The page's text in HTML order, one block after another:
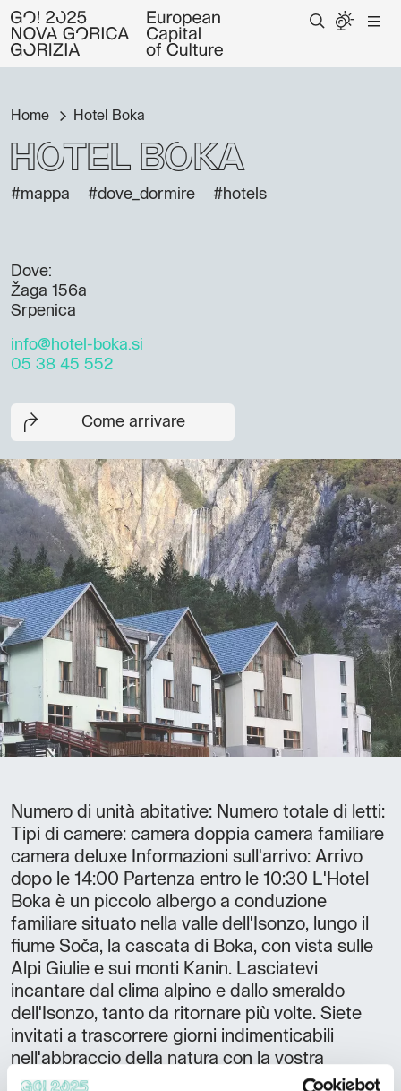
Home Hotel Boka
Hotel Boka
#mappa #dove_dormire #hotels
Dove:
Žaga 156a
Srpenica
info@hotel-boka.si
05 38 45 552
Come arrivare
Numero di unità abitative: Numero totale di letti:
Tipi di camere: camera doppia camera familiare
camera deluxe Informazioni sull'arrivo: Arrivo
dopo le 14:00 Partenza entro le 10:30 L'Hotel
Boka è un piccolo albergo a conduzione
familiare situato nella valle dell'Isonzo, lungo il
fiume Soča, la cascata di Boka, con vista sulle
Alpi Giulie e sui monti Kanin. Lasciatevi
incantare dal clima alpino e dallo smeraldo
dell'Isonzo, tanto da ritornare più volte. Siete
invitati a trascorrere giorni indimenticabili
nell'abbraccio della natura con la vostra
famiglia, gli amici e le persone che amate. Dove